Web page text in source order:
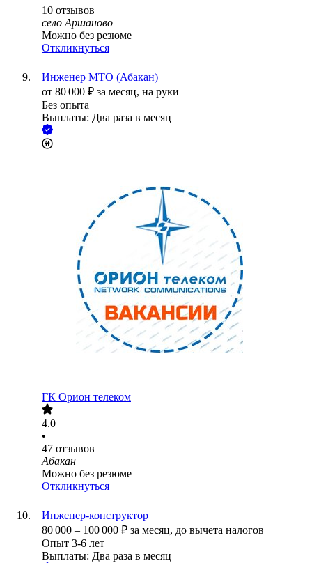
10 отзывов
село Аршаново
Можно без резюме
Откликнуться
Инженер МТО (Абакан)
от 80 000 ₽ за месяц, на руки
Без опыта
Выплаты: Два раза в месяц
ГК Орион телеком
4.0
•
47 отзывов
Абакан
Можно без резюме
Откликнуться
Инженер-конструктор
80 000 – 100 000 ₽ за месяц, до вычета налогов
Опыт 3-6 лет
Выплаты: Два раза в месяц